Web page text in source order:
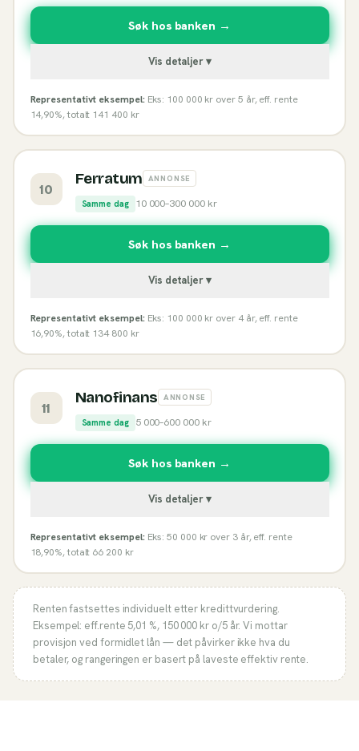
Søk hos banken →
Vis detaljer ▾
Representativt eksempel: Eks: 100 000 kr over 5 år, eff. rente
14,90%, totalt 141 400 kr
10
Ferratum ANNONSE
Samme dag 10 000–300 000kr
Søk hos banken →
Vis detaljer ▾
Representativt eksempel: Eks: 100 000 kr over 4 år, eff. rente
16,90%, totalt 134 800 kr
11
Nanofinans ANNONSE
Samme dag 5 000–600 000kr
Søk hos banken →
Vis detaljer ▾
Representativt eksempel: Eks: 50 000 kr over 3 år, eff. rente
18,90%, totalt 66 200 kr
Renten fastsettes individuelt etter kredittvurdering.
Eksempel: eff.rente 5,01 %, 150 000 kr o/5år. Vi mottar
provisjon ved formidlet lån — det påvirker ikke hva du
betaler, og rangeringen er basert på laveste effektiv rente.